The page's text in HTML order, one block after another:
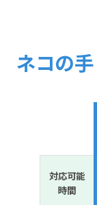
ネコの手
対応可能
時間